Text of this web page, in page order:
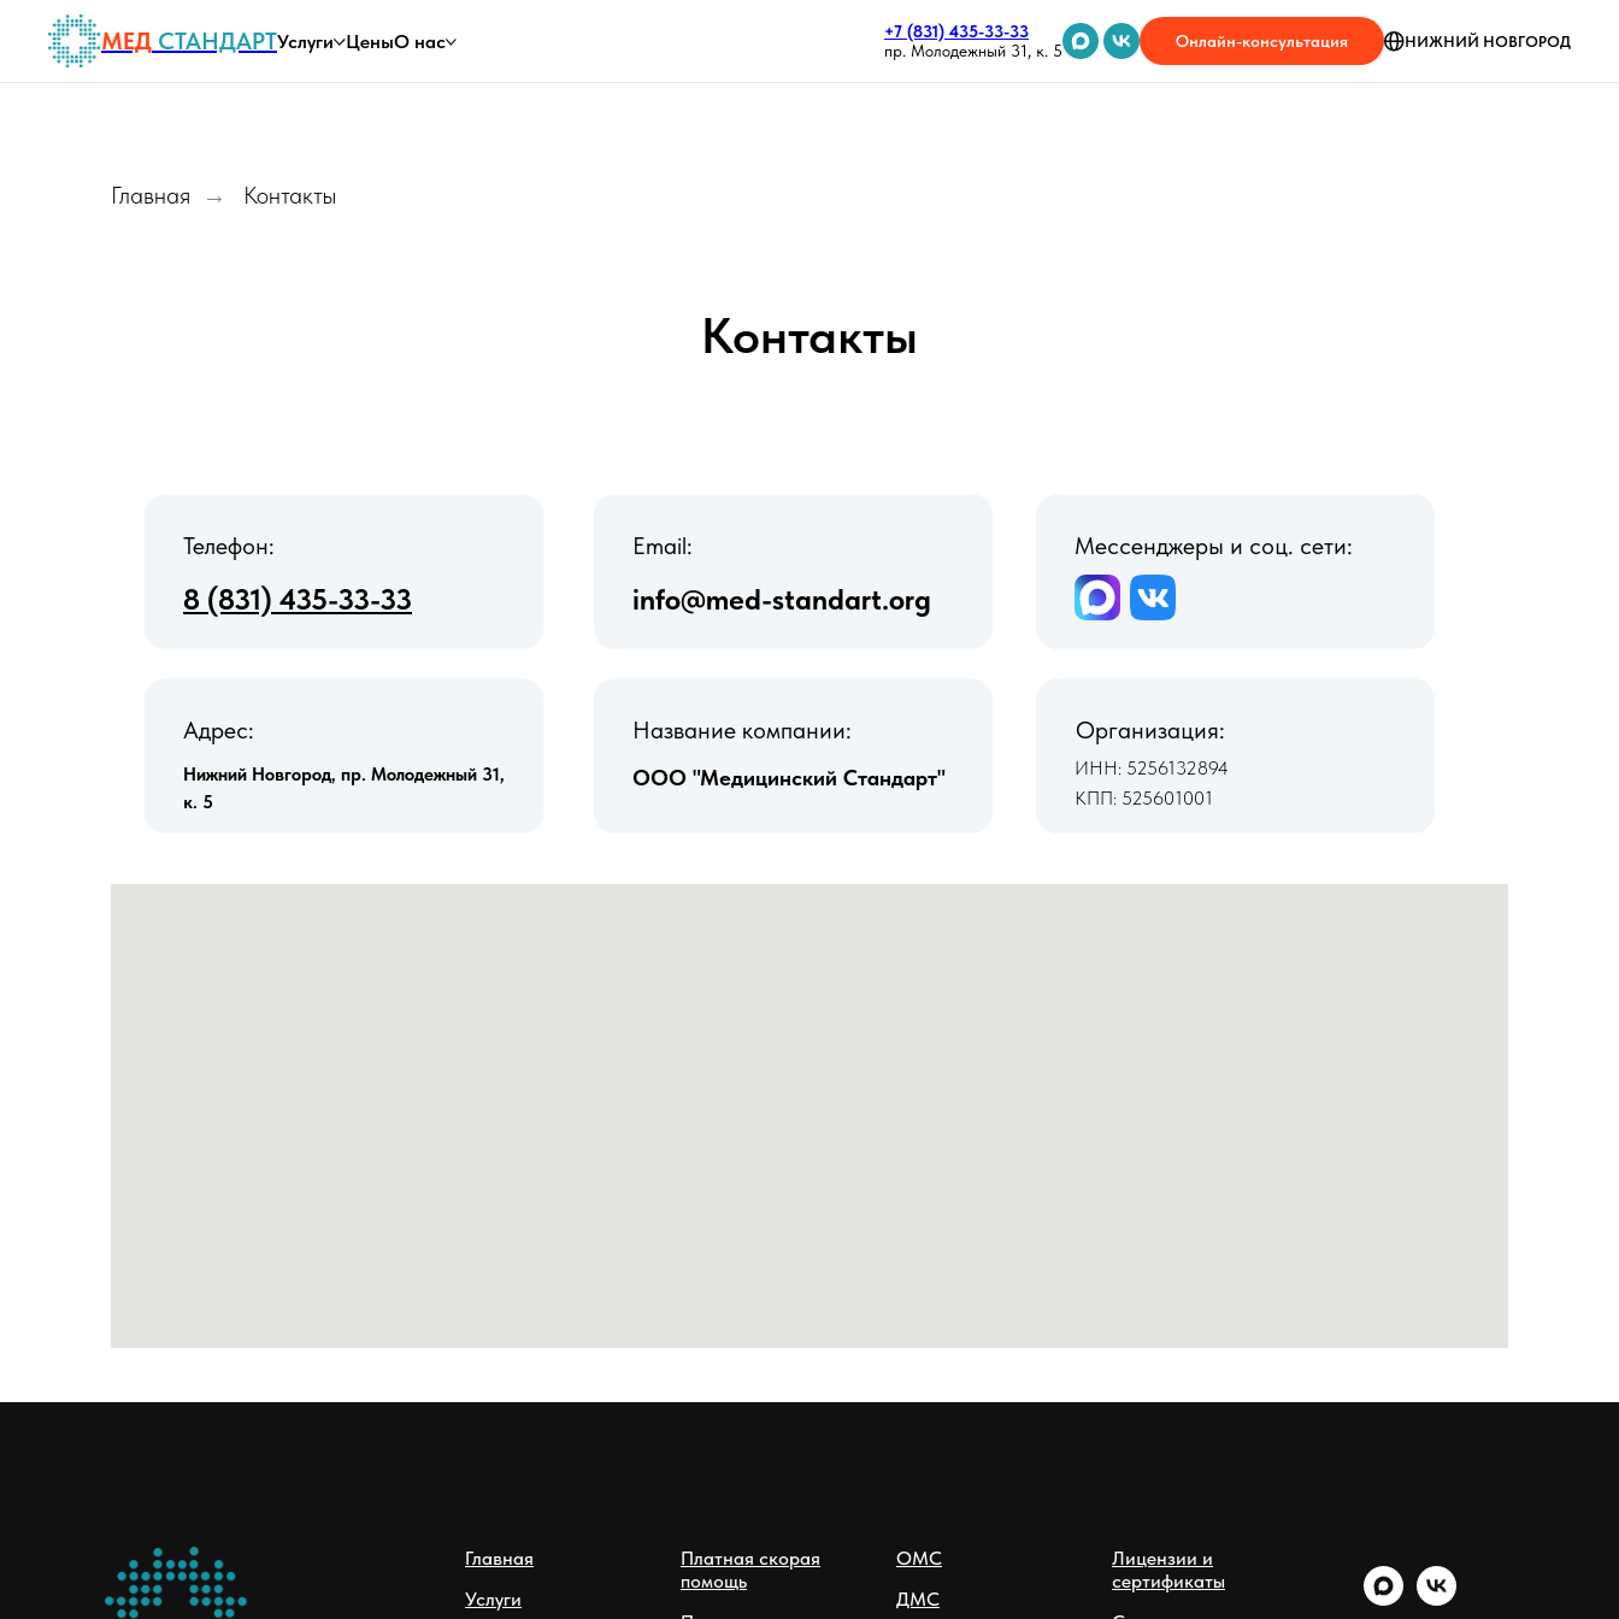
МЕД СТАНДАРТУслуги ЦеныО нас
+7 (831) 435-33-33
пр. Молодежный 31, к. 5
Онлайн-консультация НИЖНИЙ НОВГОРОД
Главная → Контакты
Контакты
8 (831) 435-33-33
Телефон:
info@med-standart.org
Email: Мессенджеры и соц. сети:
Нижний Новгород, пр. Молодежный 31,
к. 5
Адрес:
ООО "Медицинский Стандарт"
Название компании: Организация:
ИНН: 5256132894
КПП: 525601001
Главная
Услуги
Платная скорая
помощь
ОМС
ДМС
Лицензии и
сертификаты